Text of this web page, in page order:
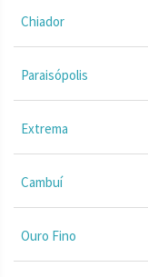
Chiador
Paraisópolis
Extrema
Cambuí
Ouro Fino